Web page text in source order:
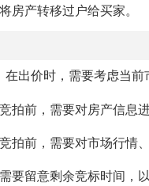
房产转移过户给买家。
出价时，需要考虑当前
拍前，需要对房产信息
拍前，需要对市场行情
要留意剩余竞标时间，以